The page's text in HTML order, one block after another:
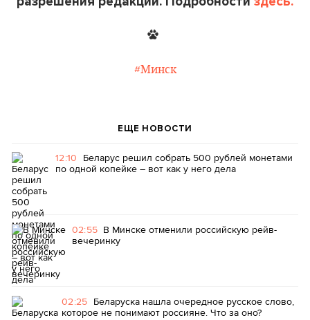
#Минск
ЕЩЕ НОВОСТИ
12:10 Беларус решил собрать 500 рублей монетами
по одной копейке – вот как у него дела
02:55 В Минске отменили российскую рейв-
вечеринку
02:25 Беларуска нашла очередное русское слово,
которое не понимают россияне. Что за оно?